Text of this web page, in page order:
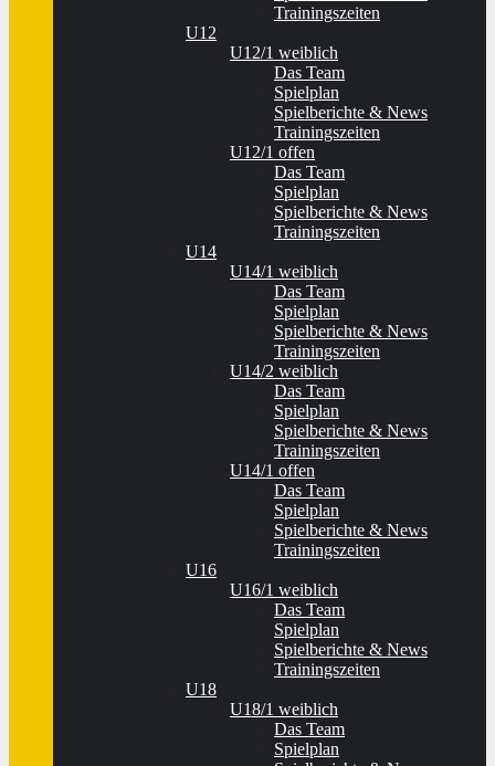
Trainingszeiten
U12
U12/1 weiblich
Das Team
Spielplan
Spielberichte & News
Trainingszeiten
U12/1 offen
Das Team
Spielplan
Spielberichte & News
Trainingszeiten
U14
U14/1 weiblich
Das Team
Spielplan
Spielberichte & News
Trainingszeiten
U14/2 weiblich
Das Team
Spielplan
Spielberichte & News
Trainingszeiten
U14/1 offen
Das Team
Spielplan
Spielberichte & News
Trainingszeiten
U16
U16/1 weiblich
Das Team
Spielplan
Spielberichte & News
Trainingszeiten
U18
U18/1 weiblich
Das Team
Spielplan